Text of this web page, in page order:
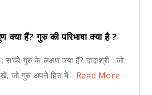
क्या हैं? गुरु की परिभाषा क्या है ?
: सच्चे गुरु के लक्षण क्या हैं? दादाश्री : जो
जो गुरु अपने हित में... Read More